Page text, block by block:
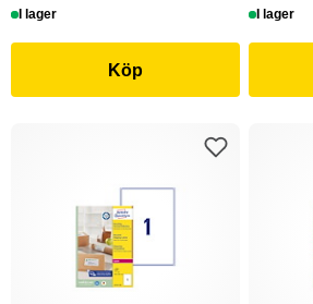
I lager
Köp
I lager